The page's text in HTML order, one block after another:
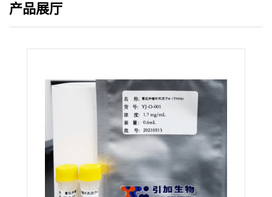
产品展厅